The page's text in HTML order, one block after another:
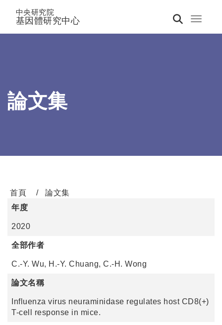
Toggle
中央研究院
基因體研究中心
論文集
首頁
論文集
年度
2020
全部作者
C.-Y. Wu, H.-Y. Chuang, C.-H. Wong
論文名稱
Influenza virus neuraminidase regulates host CD8(+)
T-cell response in mice.